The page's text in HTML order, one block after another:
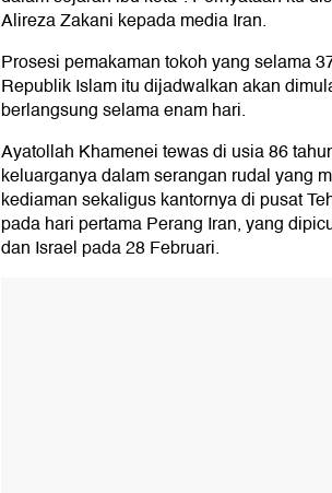
Alireza Zakani kepada media Iran.
Prosesi pemakaman tokoh yang selama
Republik Islam itu dijadwalkan akan
berlangsung selama enam hari.
Ayatollah Khamenei tewas di usia 86
keluarganya dalam serangan rudal yang
kediaman sekaligus kantornya di pusat
pada hari pertama Perang Iran, yang
dan Israel pada 28 Februari.